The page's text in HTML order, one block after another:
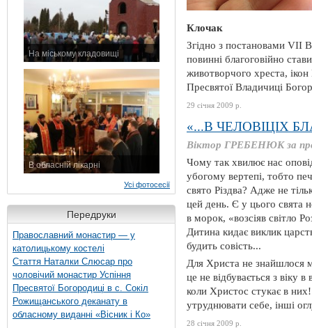
На міському кладовищі
В обласній лікарні
Усі фотосесії
Передруки
Православний монастир — у
католицькому костелі
Стаття Наталки Слюсар про
чоловічий монастир Успіння
Пресвятої Богородиці в с. Сокіл
Рожищанського деканату в
обласному виданні «Вісник і Ко»
Клочак
Згідно з постановами VII
повинні благоговійно
животворчого хреста,
Пресвятої Владичиці
29 січня 2009 р.
«...В ЧЕЛОВІЦІХ
Віктор ГРЕБЕНЮК за
Чому так хвилює нас
убогому вертепі, тобто
свято Різдва? Адже не
цей день. Є у цього свята
в морок, «возсіяв світло
Дитина кидає виклик
будить совість...
Для Христа не знайшлося
це не відбувається з віку
коли Христос стукає в
утруднювати себе, інші
28 січня 2009 р.